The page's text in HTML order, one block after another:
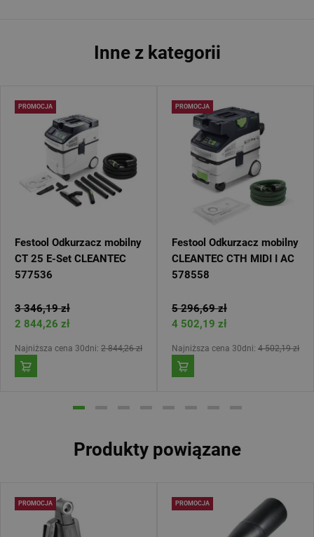
Inne z kategorii
PROMOCJA
Festool Odkurzacz mobilny
CT 25 E-Set CLEANTEC
577536
3 346,19 zł
2 844,26 zł
Najniższa cena 30dni: 2 844,26 zł
PROMOCJA
Festool Odkurzacz mobilny
CLEANTEC CTH MIDI I AC
578558
5 296,69 zł
4 502,19 zł
Najniższa cena 30dni: 4 502,19 zł
Produkty powiązane
PROMOCJA PROMOCJA